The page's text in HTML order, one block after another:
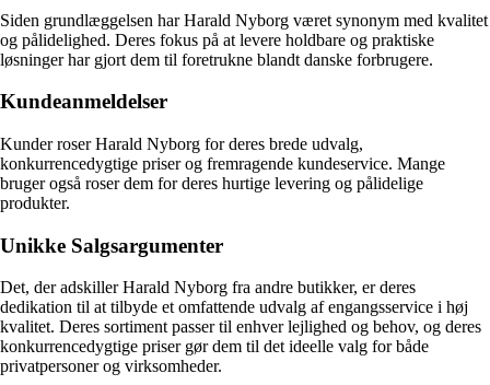
Siden grundlæggelsen har Harald Nyborg været synonym med kvalitet
og pålidelighed. Deres fokus på at levere holdbare og praktiske
løsninger har gjort dem til foretrukne blandt danske forbrugere.
Kundeanmeldelser
Kunder roser Harald Nyborg for deres brede udvalg,
konkurrencedygtige priser og fremragende kundeservice. Mange
bruger også roser dem for deres hurtige levering og pålidelige
produkter.
Unikke Salgsargumenter
Det, der adskiller Harald Nyborg fra andre butikker, er deres
dedikation til at tilbyde et omfattende udvalg af engangsservice i høj
kvalitet. Deres sortiment passer til enhver lejlighed og behov, og deres
konkurrencedygtige priser gør dem til det ideelle valg for både
privatpersoner og virksomheder.